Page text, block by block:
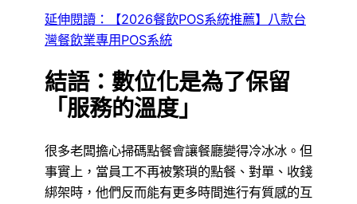
延伸閱讀：【2026餐飲POS系統推薦】八款台
灣餐飲業專用POS系統
結語：數位化是為了保留
「服務的溫度」
很多老闆擔心掃碼點餐會讓餐廳變得冷冰冰。但
事實上，當員工不再被繁瑣的點餐、對單、收錢
綁架時，他們反而能有更多時間進行有質感的互